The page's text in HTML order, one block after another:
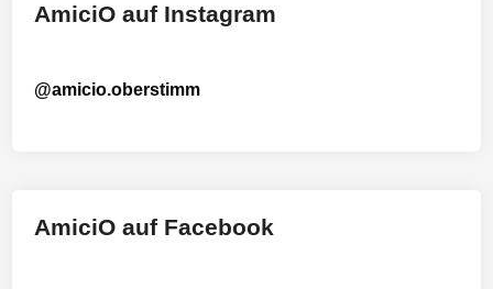
AmiciO auf Instagram
@amicio.oberstimm
AmiciO auf Facebook